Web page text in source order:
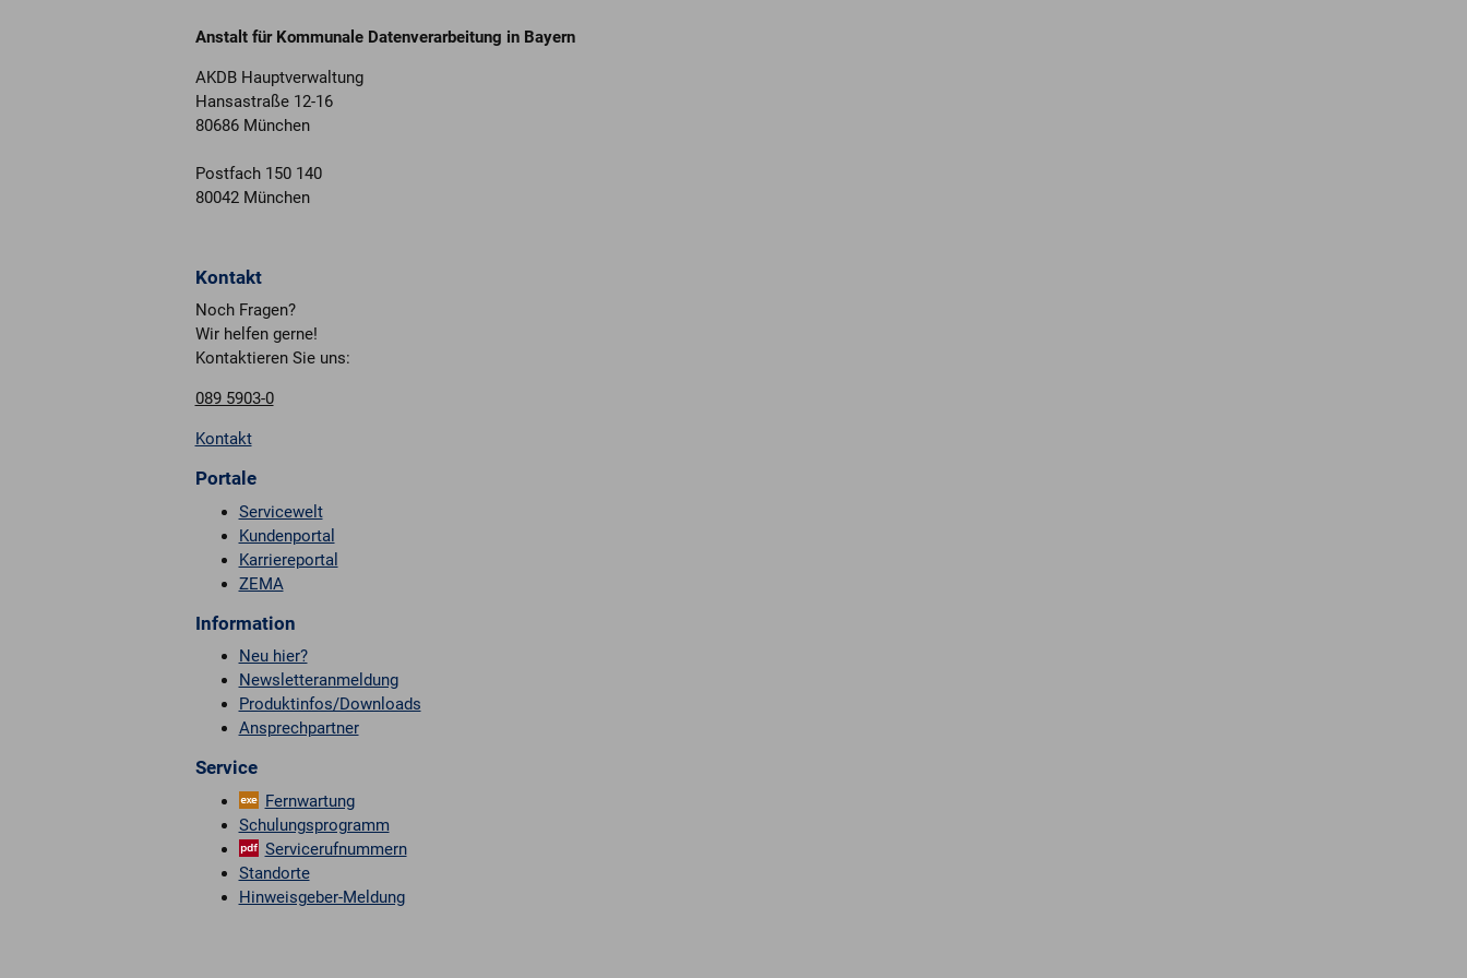
Anstalt für Kommunale Datenverarbeitung in Bayern
AKDB Hauptverwaltung
Hansastraße 12-16
80686 München
Postfach 150 140
80042 München
Kontakt
Noch Fragen?
Wir helfen gerne!
Kontaktieren Sie uns:
089 5903-0
Kontakt
Portale
Servicewelt
Kundenportal
Karriereportal
ZEMA
Information
Neu hier?
Newsletteranmeldung
Produktinfos/Downloads
Ansprechpartner
Service
Fernwartung
Schulungsprogramm
Servicerufnummern
Standorte
Hinweisgeber-Meldung